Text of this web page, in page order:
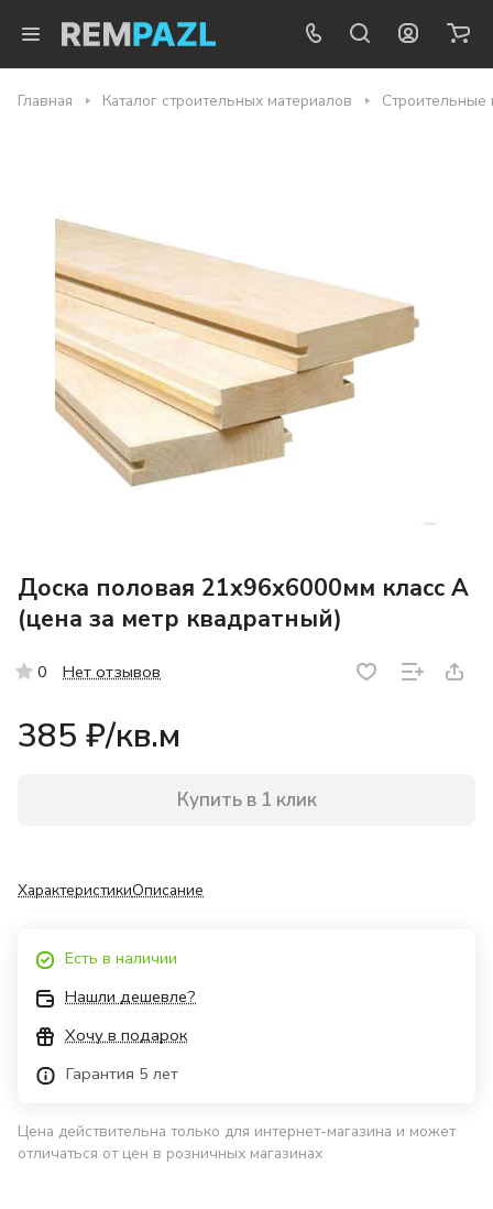
Главная Каталог строительных материалов Строительные
Доска половая 21х96х6000мм класс А
(цена за метр квадратный)
0 Нет отзывов
385 ₽/кв.м
Купить в 1 клик
ХарактеристикиОписание
Есть в наличии
Нашли дешевле?
Хочу в подарок
Гарантия 5 лет
Цена действительна только для интернет-магазина и может
отличаться от цен в розничных магазинах